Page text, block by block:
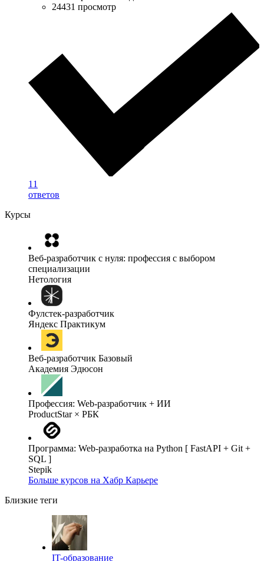
24431 просмотр
11
ответов
Курсы
Веб-разработчик с нуля: профессия с выбором
специализации
Нетология
Фулстек-разработчик
Яндекс Практикум
Веб-разработчик Базовый
Академия Эдюсон
Профессия: Web-разработчик + ИИ
ProductStar × РБК
Программа: Web-разработка на Python [ FastAPI + Git +
SQL ]
Stepik
Больше курсов на Хабр Карьере
Близкие теги
IT-образование